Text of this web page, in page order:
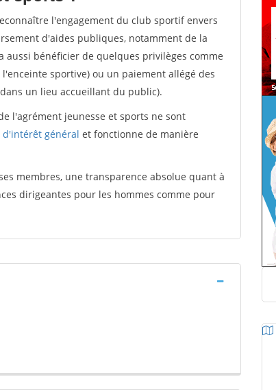
l'engagement du club sportif envers
d'aides publiques, notamment de la
aussi bénéficier de quelques privilèges comme
sportive) ou un paiement allégé des
un lieu accueillant du public).
l'agrément jeunesse et sports ne sont
d'intérêt général et fonctionne de manière
membres, une transparence absolue quant à
dirigeantes pour les hommes comme pour